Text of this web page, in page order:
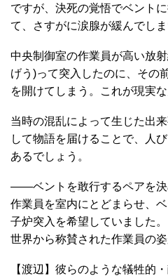
ですが、決死の覚悟でベント
て、さすがに涙腺が緩んでし
中央制御室の作業員が高い放
げう)って突入したのに、その
を開けてしまう。これが現実な
当時の混乱によって生じた出
して物語を届けることで、人
あるでしょう。
――ベントを敢行するペアを決
作業員を室内にとどまらせ、
子炉突入を希望していました
世界から称賛された作業員の姿
【渡辺】彼らのような犠牲的